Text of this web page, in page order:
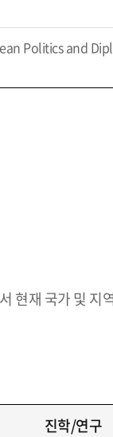
Politics and
현재 국가 및
진학/연구